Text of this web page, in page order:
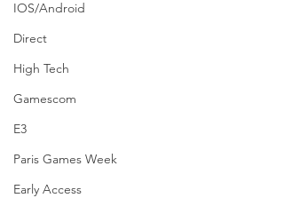
IOS/Android
Direct
High Tech
Gamescom
E3
Paris Games Week
Early Access